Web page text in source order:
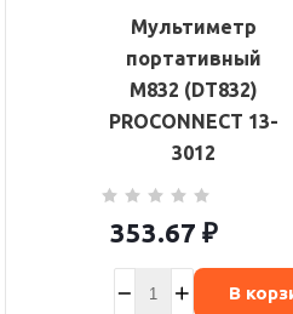
Мультиметр
портативный
M832 (DT832)
PROCONNECT 13-
3012
353.67 ₽
В